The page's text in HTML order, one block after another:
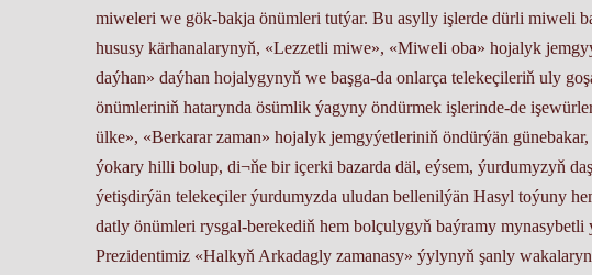
miweleri we gök-bakja önümleri tutýar. Bu asylly işlerde dürli miweli
hususy kärhanalarynyň, «Lezzetli miwe», «Miweli oba» hojalyk
daýhan» daýhan hojalygynyň we başga-da onlarça telekeçileriň uly
önümleriniň hatarynda ösümlik ýagyny öndürmek işlerinde-de
ülke», «Berkarar zaman» hojalyk jemgyýetleriniň öndürýän
ýokary hilli bolup, di¬ňe bir içerki bazarda däl, eýsem, ýurdumyzyň
ýetişdirýän telekeçiler ýurdumyzda uludan bellenilýän Hasyl toýuny
datly önümleri rysgal-berekediň hem bolçulygyň baýramy
Prezidentimiz «Halkyň Arkadagly zamanasy» ýylynyň şanly